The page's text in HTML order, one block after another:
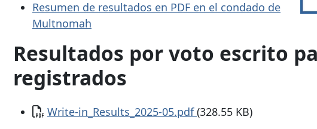
Resumen de resultados en PDF en el condado de
Multnomah
Resultados por voto escrito
registrados
Documento
Write-in_Results_2025-05.pdf(328.55 KB)